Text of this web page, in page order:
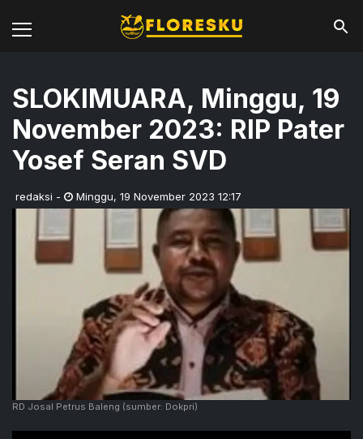
SLOKIMUARA, Minggu, 19
November 2023: RIP Pater
Yosef Seran SVD
redaksi - Minggu, 19 November 2023 12:17
RD Josal Petrus Baleng (sumber: Dokpri)